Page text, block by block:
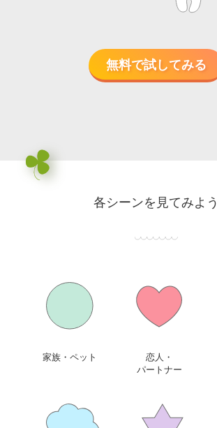
無料で試してみる
各シーンを見てみよう
家族・ペット
恋人・
パートナー